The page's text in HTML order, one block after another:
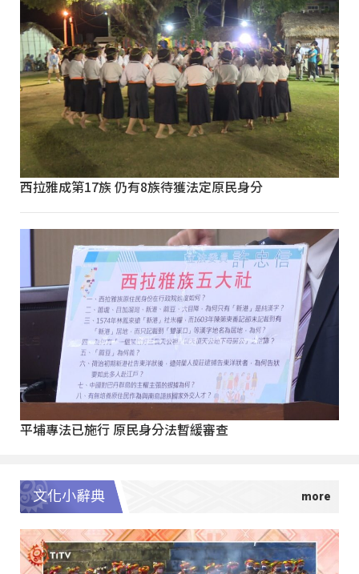
西拉雅成第17族 仍有8族待獲法定原民身分
平埔專法已施行 原民身分法暫緩審查
文化小辭典